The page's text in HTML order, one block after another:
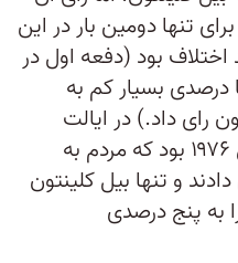
تنها دومین بار در این
اختلاف بود (دفعه اول در
با درصدی بسیار کم به
رای داد.) در ایالت
کلیدی تگزاس آخرین بار سال ۱۹۷۶ بود که مردم به
و تنها بیل کلینتون
به پنج درصدی